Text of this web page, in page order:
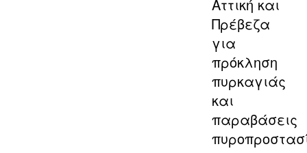
Αττική και
Πρέβεζα
για
πρόκληση
πυρκαγιάς
και
παραβάσεις